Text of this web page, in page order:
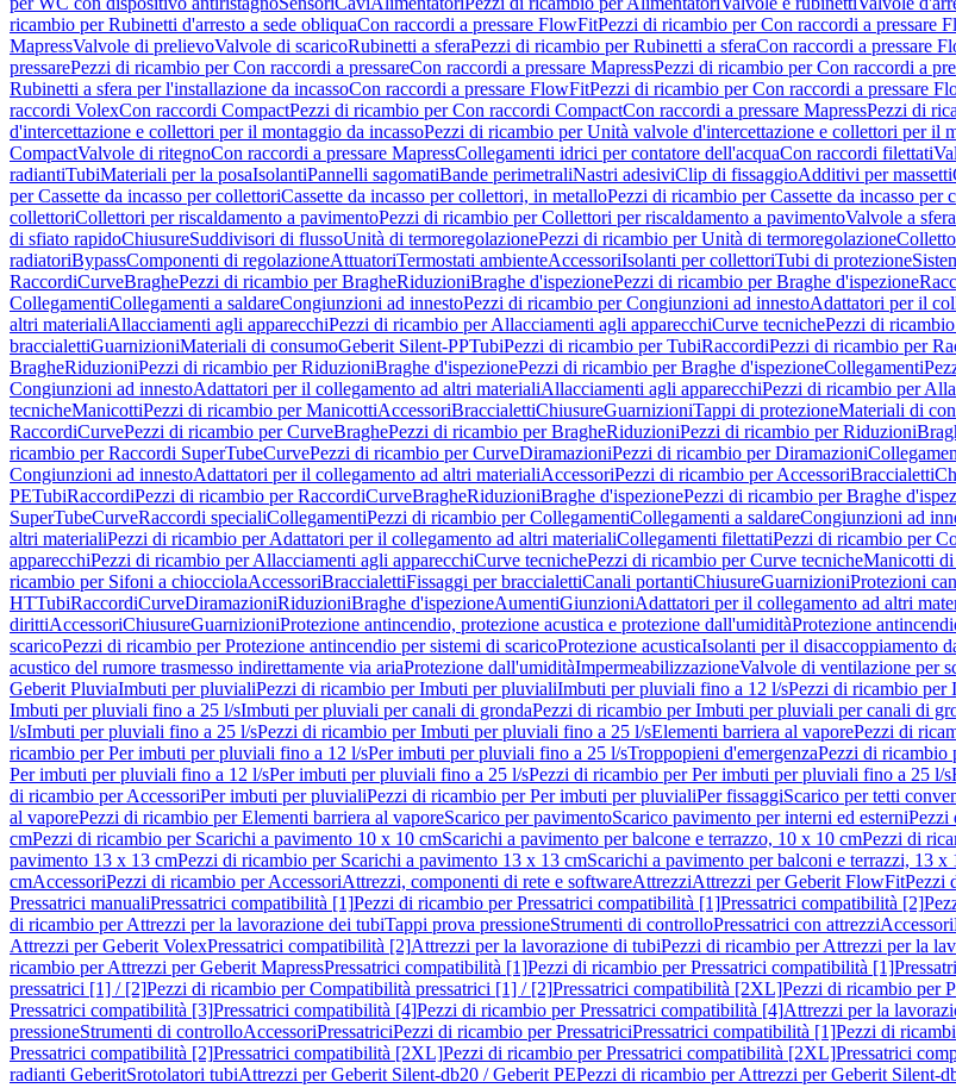
ricambio per Rubinetti d'arresto a sede obliquaCon raccordi a pressare FlowFitPezzi di ricambio per Con raccordi a pressare
MapressValvole di prelievoValvole di scaricoRubinetti a sferaPezzi di ricambio per Rubinetti a sferaCon raccordi a pressare
pressarePezzi di ricambio per Con raccordi a pressareCon raccordi a pressare MapressPezzi di ricambio per Con raccordi a
Rubinetti a sfera per l'installazione da incassoCon raccordi a pressare FlowFitPezzi di ricambio per Con raccordi a pressare
raccordi VolexCon raccordi CompactPezzi di ricambio per Con raccordi CompactCon raccordi a pressare MapressPezzi di
d'intercettazione e collettori per il montaggio da incassoPezzi di ricambio per Unità valvole d'intercettazione e collettori per il
CompactValvole di ritegnoCon raccordi a pressare MapressCollegamenti idrici per contatore dell'acquaCon raccordi filettati
radiantiTubiMateriali per la posaIsolantiPannelli sagomatiBande perimetraliNastri adesiviClip di fissaggioAdditivi per massetti
per Cassette da incasso per collettoriCassette da incasso per collettori, in metalloPezzi di ricambio per Cassette da incasso per
collettoriCollettori per riscaldamento a pavimentoPezzi di ricambio per Collettori per riscaldamento a pavimentoValvole a sfera
di sfiato rapidoChiusureSuddivisori di flussoUnità di termoregolazionePezzi di ricambio per Unità di termoregolazione
radiatoriBypassComponenti di regolazioneAttuatoriTermostati ambienteAccessoriIsolanti per collettoriTubi di protezione
RaccordiCurveBraghePezzi di ricambio per BragheRiduzioniBraghe d'ispezionePezzi di ricambio per Braghe d'ispezione
CollegamentiCollegamenti a saldareCongiunzioni ad innestoPezzi di ricambio per Congiunzioni ad innestoAdattatori per il
altri materialiAllacciamenti agli apparecchiPezzi di ricambio per Allacciamenti agli apparecchiCurve tecnichePezzi di
braccialettiGuarnizioniMateriali di consumoGeberit Silent-PPTubiPezzi di ricambio per TubiRaccordiPezzi di ricambio per
BragheRiduzioniPezzi di ricambio per RiduzioniBraghe d'ispezionePezzi di ricambio per Braghe d'ispezioneCollegamenti
Congiunzioni ad innestoAdattatori per il collegamento ad altri materialiAllacciamenti agli apparecchiPezzi di ricambio per
tecnicheManicottiPezzi di ricambio per ManicottiAccessoriBraccialettiChiusureGuarnizioniTappi di protezioneMateriali di
RaccordiCurvePezzi di ricambio per CurveBraghePezzi di ricambio per BragheRiduzioniPezzi di ricambio per Riduzioni
ricambio per Raccordi SuperTubeCurvePezzi di ricambio per CurveDiramazioniPezzi di ricambio per Diramazioni
Congiunzioni ad innestoAdattatori per il collegamento ad altri materialiAccessoriPezzi di ricambio per AccessoriBraccialetti
PETubiRaccordiPezzi di ricambio per RaccordiCurveBragheRiduzioniBraghe d'ispezionePezzi di ricambio per Braghe
SuperTubeCurveRaccordi specialiCollegamentiPezzi di ricambio per CollegamentiCollegamenti a saldareCongiunzioni ad
altri materialiPezzi di ricambio per Adattatori per il collegamento ad altri materialiCollegamenti filettatiPezzi di ricambio per
apparecchiPezzi di ricambio per Allacciamenti agli apparecchiCurve tecnichePezzi di ricambio per Curve tecnicheManicotti di
ricambio per Sifoni a chiocciolaAccessoriBraccialettiFissaggi per braccialettiCanali portantiChiusureGuarnizioniProtezioni
HTTubiRaccordiCurveDiramazioniRiduzioniBraghe d'ispezioneAumentiGiunzioniAdattatori per il collegamento ad altri
dirittiAccessoriChiusureGuarnizioniProtezione antincendio, protezione acustica e protezione dall'umiditàProtezione
scaricoPezzi di ricambio per Protezione antincendio per sistemi di scaricoProtezione acusticaIsolanti per il disaccoppiamento
acustico del rumore trasmesso indirettamente via ariaProtezione dall'umiditàImpermeabilizzazioneValvole di ventilazione per
Geberit PluviaImbuti per pluvialiPezzi di ricambio per Imbuti per pluvialiImbuti per pluviali fino a 12 l/sPezzi di ricambio per
Imbuti per pluviali fino a 25 l/sImbuti per pluviali per canali di grondaPezzi di ricambio per Imbuti per pluviali per canali di
l/sImbuti per pluviali fino a 25 l/sPezzi di ricambio per Imbuti per pluviali fino a 25 l/sElementi barriera al vaporePezzi di
ricambio per Per imbuti per pluviali fino a 12 l/sPer imbuti per pluviali fino a 25 l/sTroppopieni d'emergenzaPezzi di ricambio
Per imbuti per pluviali fino a 12 l/sPer imbuti per pluviali fino a 25 l/sPezzi di ricambio per Per imbuti per pluviali fino a 25 l/s
di ricambio per AccessoriPer imbuti per pluvialiPezzi di ricambio per Per imbuti per pluvialiPer fissaggiScarico per tetti
al vaporePezzi di ricambio per Elementi barriera al vaporeScarico per pavimentoScarico pavimento per interni ed esterniPezzi
cmPezzi di ricambio per Scarichi a pavimento 10 x 10 cmScarichi a pavimento per balcone e terrazzo, 10 x 10 cmPezzi di
pavimento 13 x 13 cmPezzi di ricambio per Scarichi a pavimento 13 x 13 cmScarichi a pavimento per balconi e terrazzi, 13 x
cmAccessoriPezzi di ricambio per AccessoriAttrezzi, componenti di rete e softwareAttrezziAttrezzi per Geberit FlowFitPezzi
Pressatrici manualiPressatrici compatibilità [1]Pezzi di ricambio per Pressatrici compatibilità [1]Pressatrici compatibilità [2]
di ricambio per Attrezzi per la lavorazione dei tubiTappi prova pressioneStrumenti di controlloPressatrici con attrezziAccessori
Attrezzi per Geberit VolexPressatrici compatibilità [2]Attrezzi per la lavorazione di tubiPezzi di ricambio per Attrezzi per la
ricambio per Attrezzi per Geberit MapressPressatrici compatibilità [1]Pezzi di ricambio per Pressatrici compatibilità [1]
pressatrici [1] / [2]Pezzi di ricambio per Compatibilità pressatrici [1] / [2]Pressatrici compatibilità [2XL]Pezzi di ricambio per
Pressatrici compatibilità [3]Pressatrici compatibilità [4]Pezzi di ricambio per Pressatrici compatibilità [4]Attrezzi per la
pressioneStrumenti di controlloAccessoriPressatriciPezzi di ricambio per PressatriciPressatrici compatibilità [1]Pezzi di
Pressatrici compatibilità [2]Pressatrici compatibilità [2XL]Pezzi di ricambio per Pressatrici compatibilità [2XL]Pressatrici
radianti GeberitSrotolatori tubiAttrezzi per Geberit Silent-db20 / Geberit PEPezzi di ricambio per Attrezzi per Geberit Silent-